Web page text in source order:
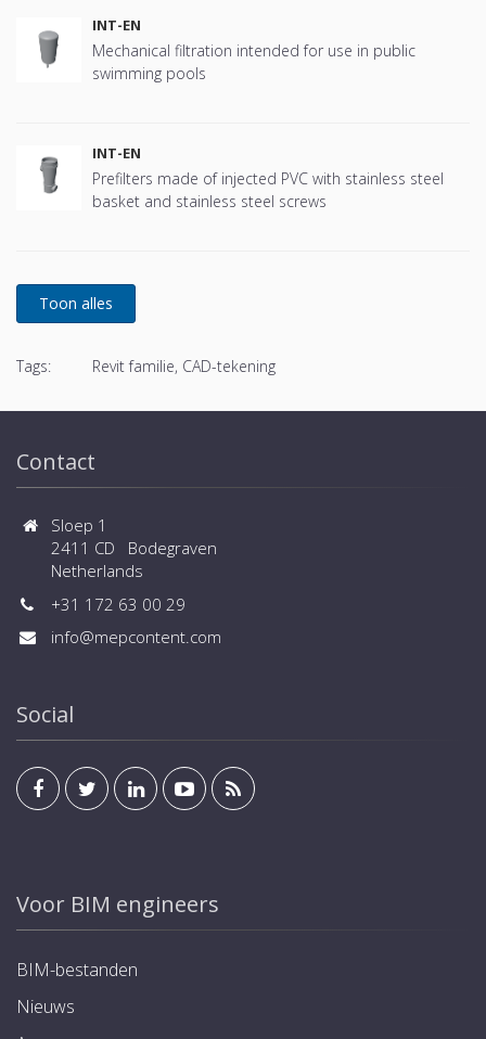
INT-EN
Mechanical filtration intended for use in public
swimming pools
INT-EN
Prefilters made of injected PVC with stainless steel
basket and stainless steel screws
Tags: Revit familie, CAD-tekening
Contact
Sloep 1
2411 CD Bodegraven
Netherlands
+31 172 63 00 29
info@mepcontent.com
Social
Voor BIM engineers
BIM-bestanden
Nieuws